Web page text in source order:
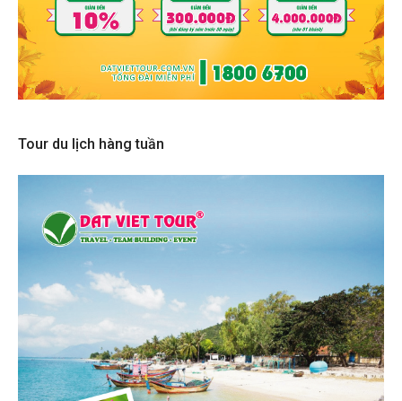
Tour du lịch hàng tuần